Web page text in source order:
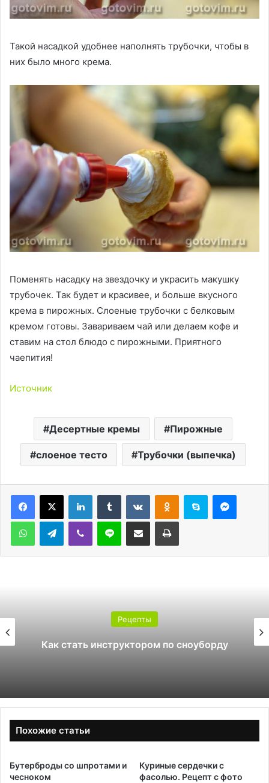
Такой насадкой удобнее наполнять трубочки, чтобы в
них было много крема.
Поменять насадку на звездочку и украсить макушку
трубочек. Так будет и красивее, и больше вкусного
крема в пирожных. Слоеные трубочки с белковым
кремом готовы. Завариваем чай или делаем кофе и
ставим на стол блюдо с пирожными. Приятного
чаепития!
Источник
Десертные кремы Пирожные
слоеное тесто Трубочки (выпечка)
LinkedInTumblr ВконтактеОдноклассники
Skype
WhatsAppTelegramViber Line Поделиться через электронную почту Печатать
Рецепты
Как стать инструктором по сноуборду
Похожие статьи
Бутерброды со шпротами и
чесноком
Куриные сердечки с
фасолью. Рецепт с фото